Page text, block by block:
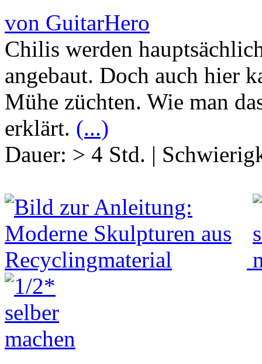
von GuitarHero
Chilis werden
angebaut. Doch auch hier
Mühe züchten. Wie man
erklärt. (...)
Dauer: > 4 Std. |